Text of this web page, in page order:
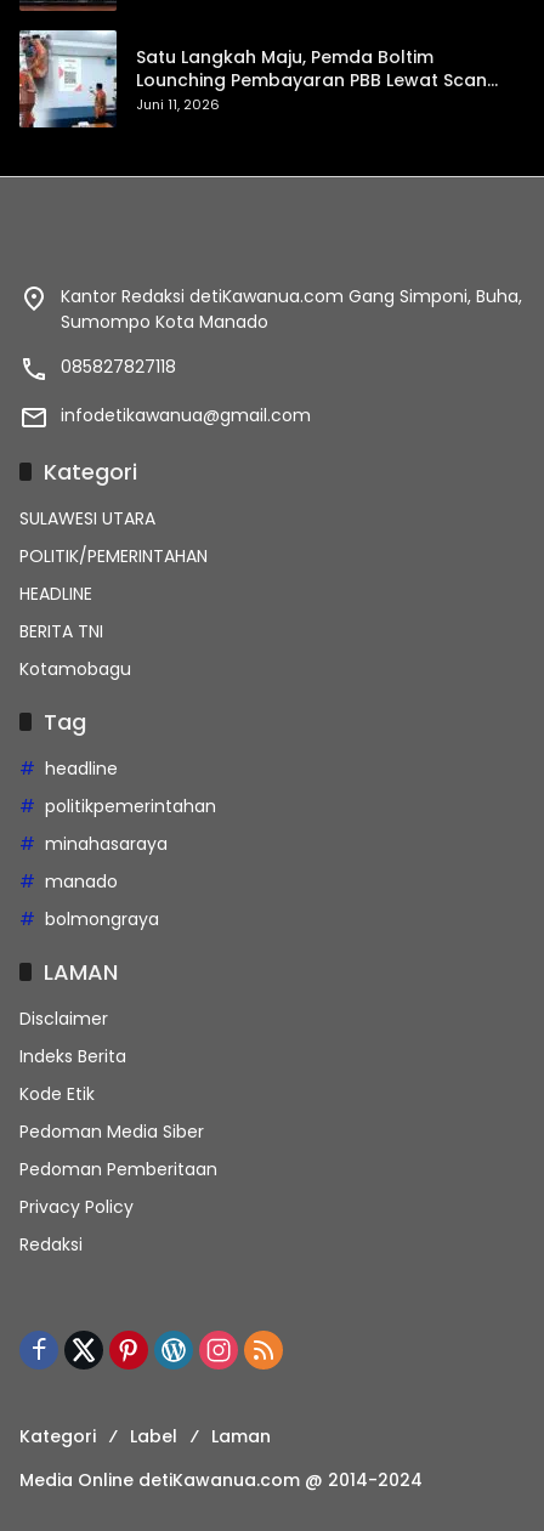
Satu Langkah Maju, Pemda Boltim
Lounching Pembayaran PBB Lewat Scan
Qris
Juni 11, 2026
Kantor Redaksi detiKawanua.com Gang Simponi, Buha,
Sumompo Kota Manado
085827827118
infodetikawanua@gmail.com
Kategori
SULAWESI UTARA
POLITIK/PEMERINTAHAN
HEADLINE
BERITA TNI
Kotamobagu
Tag
headline
politikpemerintahan
minahasaraya
manado
bolmongraya
LAMAN
Disclaimer
Indeks Berita
Kode Etik
Pedoman Media Siber
Pedoman Pemberitaan
Privacy Policy
Redaksi
Kategori Label
Laman
Media Online detiKawanua.com @ 2014-2024